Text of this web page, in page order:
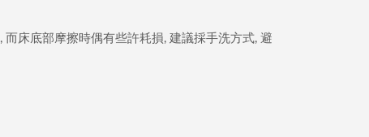
, 而床底部摩擦時偶有些許耗損, 建議採手洗方式, 避